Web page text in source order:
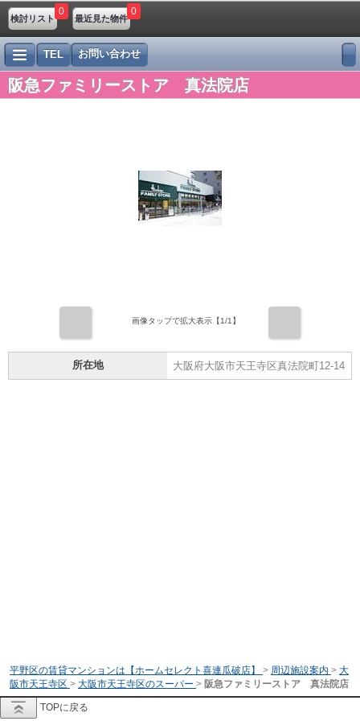
検討リスト
0
最近見た物件
0
TEL お問い合わせ
阪急ファミリーストア 真法院店
画像タップで拡大表示【1/1】
所在地 大阪府大阪市天王寺区真法院町12-14
平野区の賃貸マンションは【ホームセレクト喜連瓜破店】 > 周辺施設案内 > 大
阪市天王寺区 > 大阪市天王寺区のスーパー > 阪急ファミリーストア 真法院店
TOPに戻る